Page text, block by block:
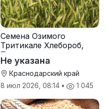
Семена Озимого
Тритикале Хлебороб,
Тихон
Не указана
Краснодарский край
8 июл 2026, 08:14 • 1 045